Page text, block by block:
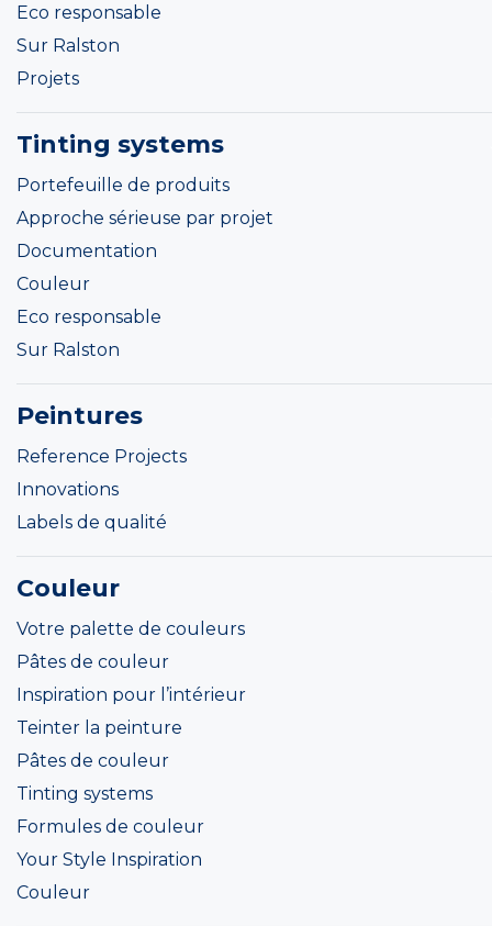
Eco responsable
Sur Ralston
Projets
Tinting systems
Portefeuille de produits
Approche sérieuse par projet
Documentation
Couleur
Eco responsable
Sur Ralston
Peintures
Reference Projects
Innovations
Labels de qualité
Couleur
Votre palette de couleurs
Pâtes de couleur
Inspiration pour l’intérieur
Teinter la peinture
Pâtes de couleur
Tinting systems
Formules de couleur
Your Style Inspiration
Couleur